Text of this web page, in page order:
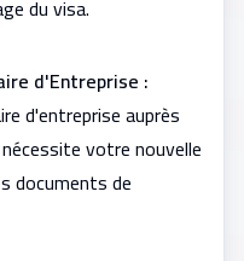
du visa.
d'Entreprise :
d'entreprise auprès
votre nouvelle
documents de